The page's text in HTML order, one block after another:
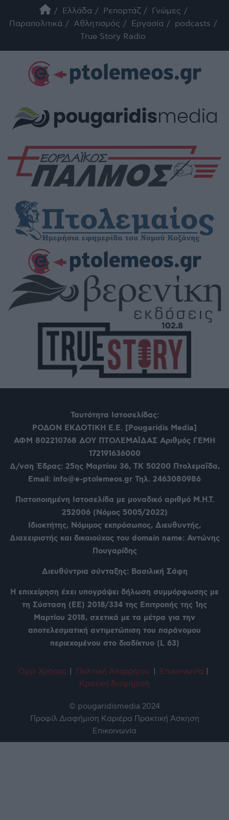
Ελλάδα Ρεπορτάζ
Γνώμες
Παραπολιτικά
Αθλητισμός Εργασία
podcasts
True Story Radio
Ταυτότητα Ιστοσελίδας:
ΡΟΔΟΝ ΕΚΔΟΤΙΚΗ Ε.Ε. [Pougaridis Media]
ΑΦΜ 802210768 ΔΟΥ ΠΤΟΛΕΜΑΪΔΑΣ Αριθμός ΓΕΜΗ
172191636000
Δ/νση Έδρας: 25ης Μαρτίου 36, ΤΚ 50200 Πτολεμαΐδα,
Email: info@e-ptolemeos.gr Τηλ. 2463080986
Πιστοποιημένη Ιστοσελίδα με μοναδικό αριθμό Μ.Η.Τ.
252006 (Νόμος 5005/2022)
Ιδιοκτήτης, Νόμιμος εκπρόσωπος, Διευθυντής,
Διαχειριστής και δικαιούχος του domain name: Αντώνης
Πουγαρίδης
Διευθύντρια σύνταξης: Βασιλική Σάφη
Η επιχείρηση έχει υπογράψει δήλωση συμμόρφωσης με
τη Σύσταση (ΕΕ) 2018/334 της Επιτροπής της 1ης
Μαρτίου 2018, σχετικά με τα μέτρα για την
αποτελεσματική αντιμετώπιση του παράνομου
περιεχομένου στο διαδίκτυο (L 63)
Όροι Χρήσης Πολιτική Απορρήτου Επικοινωνία
Κρατική διαφήμιση
© pougaridismedia 2024
Προφίλ Διαφήμιση Καριέρα Πρακτική Άσκηση
Επικοινωνία